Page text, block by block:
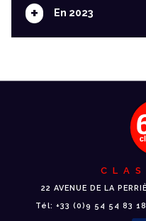
+ En 2023
22 AVENUE DE LA
Tél: +33 (0)9 54 54 83 18